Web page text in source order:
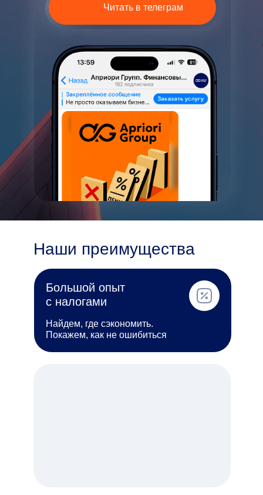
Читать в телеграм
Наши преимущества
Большой опыт
с налогами
Найдем, где сэкономить.
Покажем, как не ошибиться